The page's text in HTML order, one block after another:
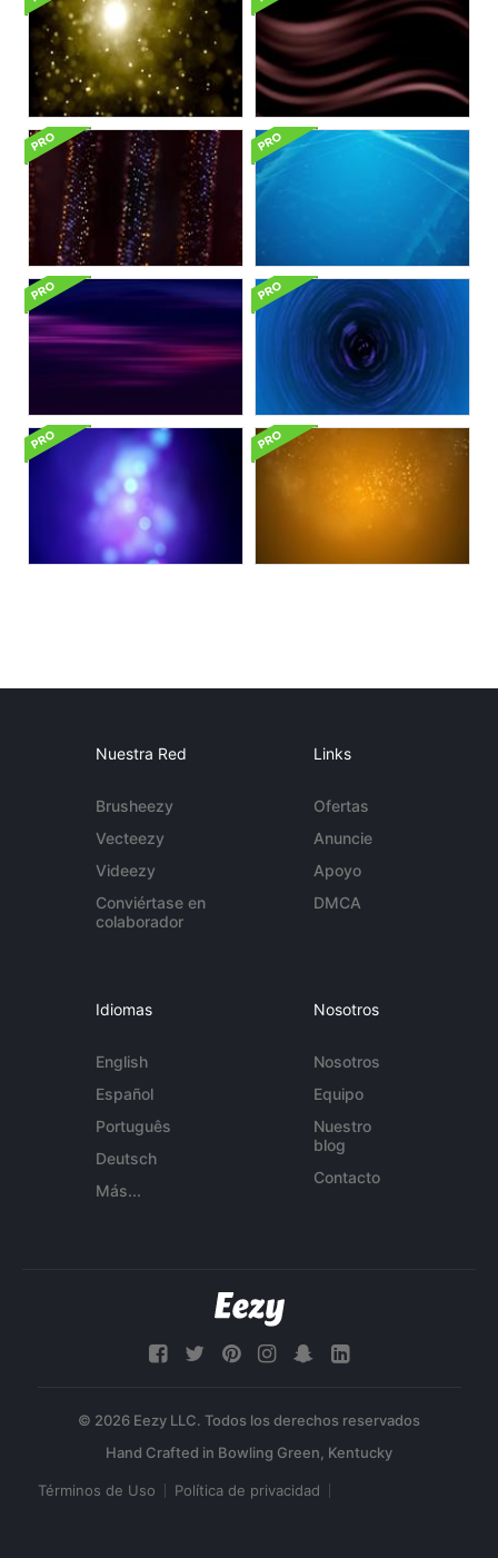
Nuestra Red
Brusheezy
Vecteezy
Videezy
Conviértase en
colaborador
Links
Ofertas
Anuncie
Apoyo
DMCA
Idiomas
English
Español
Português
Deutsch
Más...
Nosotros
Nosotros
Equipo
Nuestro
blog
Contacto
© 2026 Eezy LLC. Todos los derechos reservados
Términos de Uso Política de privacidad